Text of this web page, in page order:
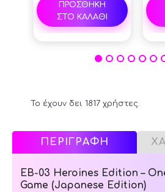
Το έχουν δει 1817 χρήστες.
ΠΡΟΣΘΗΚΗ
ΣΤΟ ΚΑΛΑΘΙ
ΠΕΡΙΓΡΑΦΗ
EB-03 Heroines Edition –
Game (Japanese Edition)